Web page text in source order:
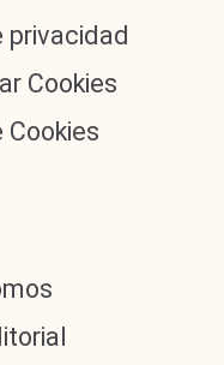
privacidad
Cookies
Cookies